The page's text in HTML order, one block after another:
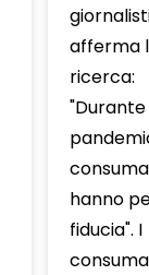
afferma
ricerca:
"Durante
hanno
fiducia". I